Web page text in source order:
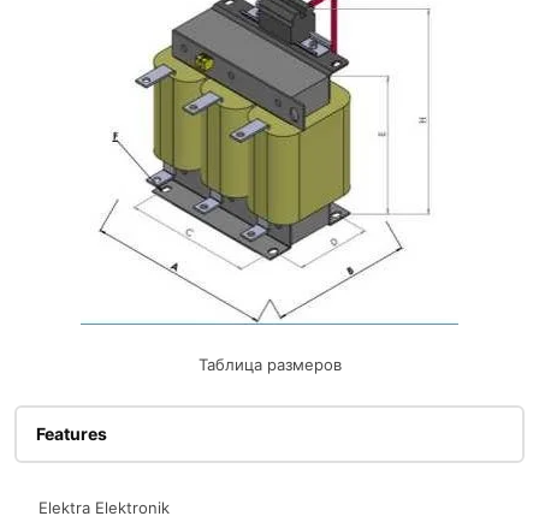
Таблица размеров
Features
Elektra Elektronik